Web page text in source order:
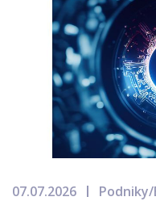
07.07.2026